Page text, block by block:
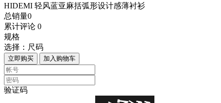
HIDEMI 轻风蓝亚麻括弧形设计感薄衬衫
总销量0
累计评论 0
规格
选择： 尺码
立即购买 加入购物车
验证码